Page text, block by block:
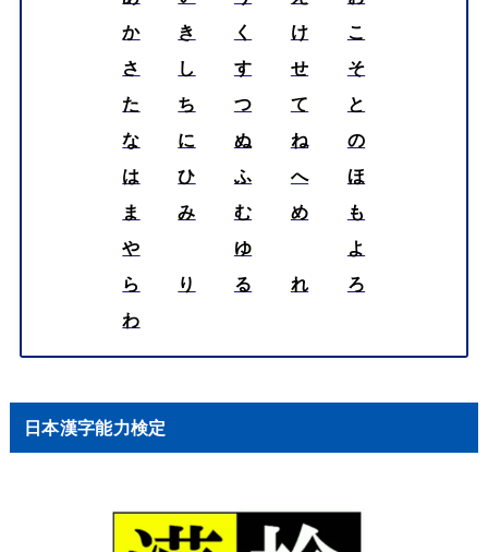
か
き く け
こ
さ
し す せ
そ
た
ち つ て
と
な
に ぬ ね
の
は
ひ ふ へ
ほ
ま
み む め
も
や
ゆ
よ
ら
り る れ
ろ
わ
日本漢字能力検定